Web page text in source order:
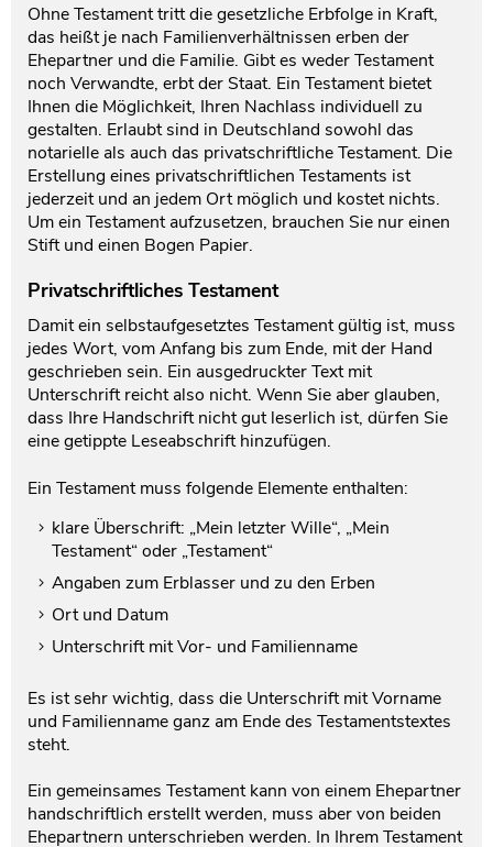
Ohne Testament tritt die gesetzliche Erbfolge in Kraft,
das heißt je nach Familienverhältnissen erben der
Ehepartner und die Familie. Gibt es weder Testament
noch Verwandte, erbt der Staat. Ein Testament bietet
Ihnen die Möglichkeit, Ihren Nachlass individuell zu
gestalten. Erlaubt sind in Deutschland sowohl das
notarielle als auch das privatschriftliche Testament. Die
Erstellung eines privatschriftlichen Testaments ist
jederzeit und an jedem Ort möglich und kostet nichts.
Um ein Testament aufzusetzen, brauchen Sie nur einen
Stift und einen Bogen Papier.
Privatschriftliches Testament
Damit ein selbstaufgesetztes Testament gültig ist, muss
jedes Wort, vom Anfang bis zum Ende, mit der Hand
geschrieben sein. Ein ausgedruckter Text mit
Unterschrift reicht also nicht. Wenn Sie aber glauben,
dass Ihre Handschrift nicht gut leserlich ist, dürfen Sie
eine getippte Leseabschrift hinzufügen.
Ein Testament muss folgende Elemente enthalten:
klare Überschrift: „Mein letzter Wille“, „Mein
Testament“ oder „Testament“
Angaben zum Erblasser und zu den Erben
Ort und Datum
Unterschrift mit Vor- und Familienname
Es ist sehr wichtig, dass die Unterschrift mit Vorname
und Familienname ganz am Ende des Testamentstextes
steht.
Ein gemeinsames Testament kann von einem Ehepartner
handschriftlich erstellt werden, muss aber von beiden
Ehepartnern unterschrieben werden. In Ihrem Testament